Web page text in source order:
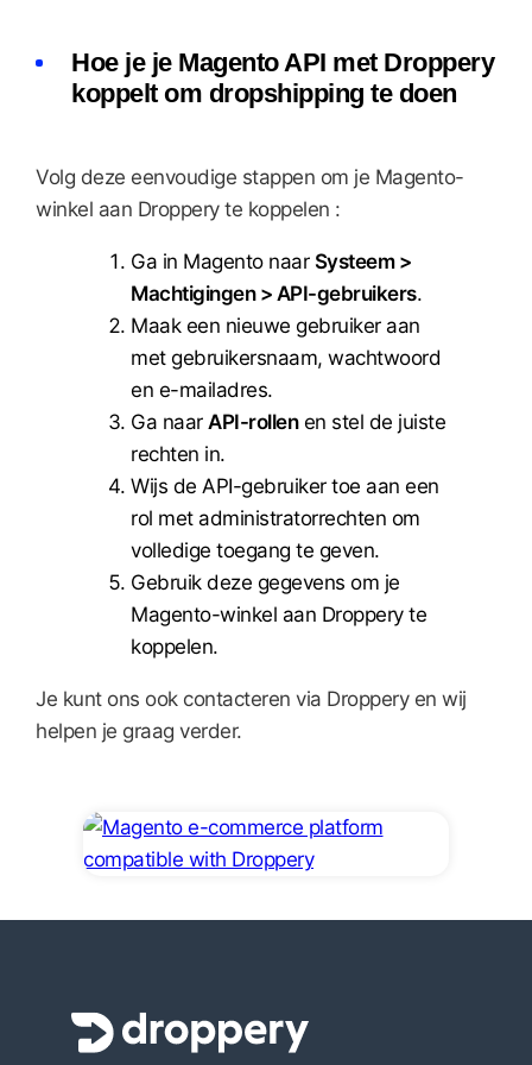
Hoe je je Magento API met Droppery
koppelt om dropshipping te doen
Volg deze eenvoudige stappen om je Magento-
winkel aan Droppery te koppelen :
Ga in Magento naar Systeem >
Machtigingen > API-gebruikers.
Maak een nieuwe gebruiker aan
met gebruikersnaam, wachtwoord
en e-mailadres.
Ga naar API-rollenen stel de juiste
rechten in.
Wijs de API-gebruiker toe aan een
rol met administratorrechten om
volledige toegang te geven.
Gebruik deze gegevens om je
Magento-winkel aan Droppery te
koppelen.
Je kunt ons ook contacteren via Droppery en wij
helpen je graag verder.